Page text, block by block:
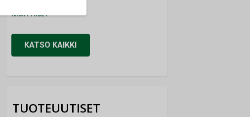
NIMITYKSET
KATSO KAIKKI
TUOTEUUTISET